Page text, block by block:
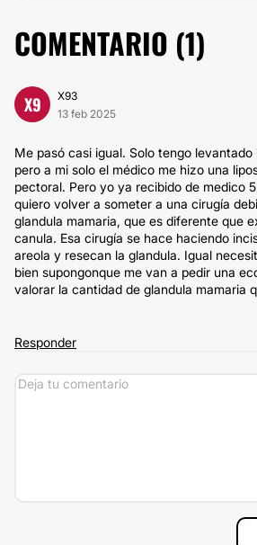
COMENTARIO (1)
X9
X93
13 feb 2025
Me pasó casi igual. Solo tengo
pero a mi solo el médico me hizo una
pectoral. Pero yo ya recibido de medico
quiero volver a someter a una cirugía
glandula mamaria, que es diferente que
canula. Esa cirugía se hace haciendo
areola y resecan la glandula. Igual
bien supongonque me van a pedir una
valorar la cantidad de glandula mamaria
Responder